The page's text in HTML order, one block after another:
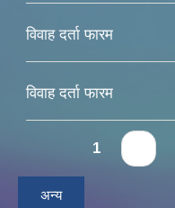
विवाह दर्ता फारम
विवाह दर्ता फारम
Pages1
अन्य